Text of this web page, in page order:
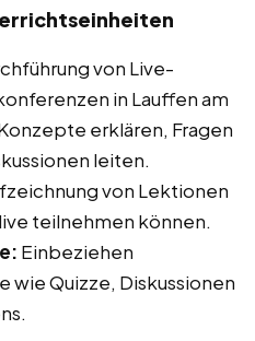
von Live-
in Lauffen am
erklären, Fragen
leiten.
von Lektionen
teilnehmen können.
Einbeziehen
wie Quizze, Diskussionen